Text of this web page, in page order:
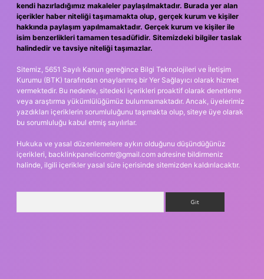
kendi hazırladığımız makaleler paylaşılmaktadır. Burada yer alan
içerikler haber niteliği taşımamakta olup, gerçek kurum ve kişiler
hakkında paylaşım yapılmamaktadır. Gerçek kurum ve kişiler ile
isim benzerlikleri tamamen tesadüfidir. Sitemizdeki bilgiler taslak
halindedir ve tavsiye niteliği taşımazlar.
Sitemiz, 5651 Sayılı Kanun gereğince Bilgi Teknolojileri ve İletişim
Kurumu (BTK) tarafından onaylanmış bir Yer Sağlayıcı olarak hizmet
vermektedir. Bu nedenle, sitedeki içerikleri proaktif olarak denetleme
veya araştırma yükümlülüğümüz bulunmamaktadır. Ancak, üyelerimiz
yazdıkları içeriklerin sorumluluğunu taşımakta olup, siteye üye olarak
bu sorumluluğu kabul etmiş sayılırlar.
Hukuka ve yasal düzenlemelere aykırı olduğunu düşündüğünüz
içerikleri, backlinkpanelicomtr@gmail.com adresine bildirmeniz
halinde, ilgili içerikler yasal süre içerisinde sitemizden kaldırılacaktır.